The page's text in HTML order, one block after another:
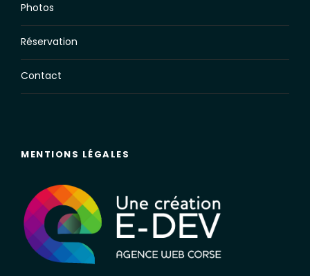
Photos
Réservation
Contact
MENTIONS LÉGALES